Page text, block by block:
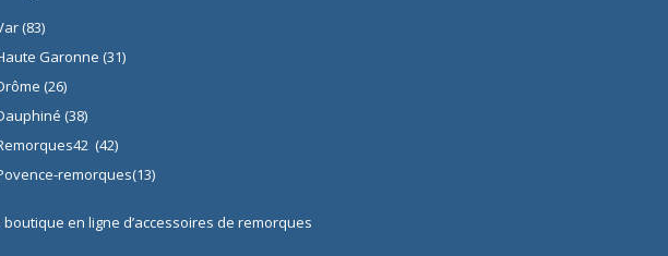
(83)
Garonne (31)
(26)
(38)
(42)
remorques(13)
boutique en ligne d’accessoires de remorques